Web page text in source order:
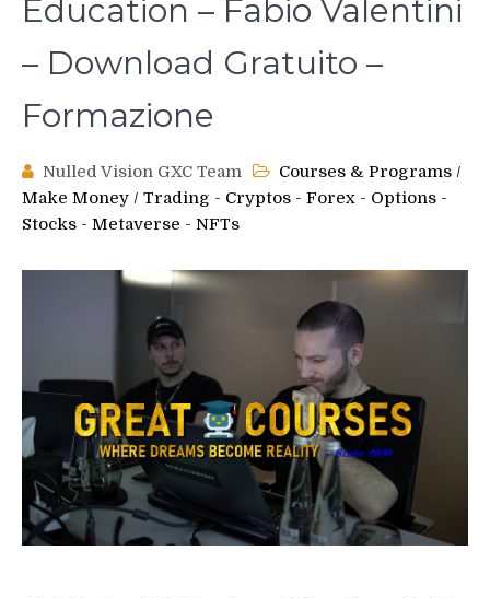
Education – Fabio Valentini
– Download Gratuito –
Formazione
Nulled Vision GXC Team Courses & Programs /
Make Money / Trading - Cryptos - Forex - Options -
Stocks - Metaverse - NFTs